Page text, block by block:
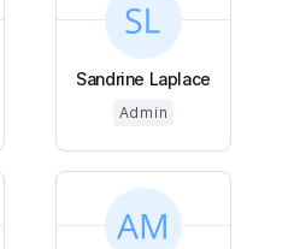
Sandrine Laplace
Admin